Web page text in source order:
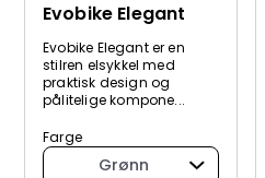
Evobike Elegant
Evobike Elegant er en
stilren elsykkel med
praktisk design og
pålitelige kompone...
Farge
Grønn